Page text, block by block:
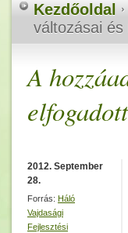
Kezdőoldal
változásai
A
2012. September
28.
Forrás: Háló
Vajdasági
Fejlesztési